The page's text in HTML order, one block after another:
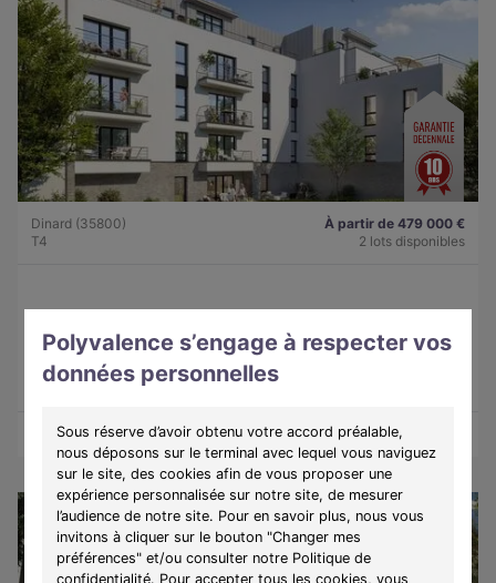
Polyvalence s’engage à respecter vos
données personnelles
Sous réserve d’avoir obtenu votre accord préalable,
nous déposons sur le terminal avec lequel vous naviguez
sur le site, des cookies afin de vous proposer une
expérience personnalisée sur notre site, de mesurer
l’audience de notre site. Pour en savoir plus, nous vous
invitons à cliquer sur le bouton "Changer mes
préférences" et/ou consulter notre Politique de
confidentialité. Pour accepter tous les cookies, vous
Dinard (35800)
T4
À partir de 479 000 €
2 lots disponibles
Découvrez une résidence intimiste à Dinard, alliant élégance,
confort et douceur de vivre sur la côte d'Émeraude.
Découvrir les biens Voir le programme